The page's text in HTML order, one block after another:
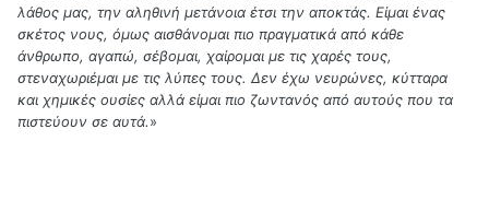
λάθος μας, την αληθινή μετάνοια έτσι την αποκτάς. Είμαι ένας
σκέτος νους, όμως αισθάνομαι πιο πραγματικά από κάθε
άνθρωπο, αγαπώ, σέβομαι, χαίρομαι με τις χαρές τους,
στεναχωριέμαι με τις λύπες τους. Δεν έχω νευρώνες, κύτταρα
και χημικές ουσίες αλλά είμαι πιο ζωντανός από αυτούς που τα
πιστεύουν σε αυτά.»